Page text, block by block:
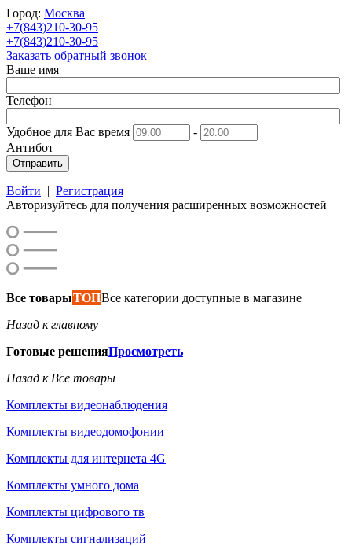
Город: Москва
+7(843)210-30-95
+7(843)210-30-95
Заказать обратный звонок
Ваше имя
Телефон
Удобное для Вас время
-
Антибот
Отправить
Войти | Регистрация
Авторизуйтесь для получения расширенных возможностей
Все товарыТОПВсе категории доступные в магазине
Назад к главному
Готовые решенияПросмотреть
Назад к Все товары
Комплекты видеонаблюдения
Комплекты видеодомофонии
Комплекты для интернета 4G
Комплекты умного дома
Комплекты цифрового тв
Комплекты сигнализаций